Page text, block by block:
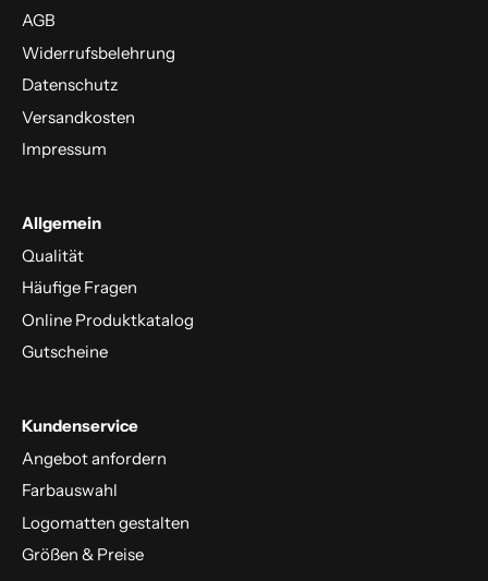
AGB
Widerrufsbelehrung
Datenschutz
Versandkosten
Impressum
Allgemein
Qualität
Häufige Fragen
Online Produktkatalog
Gutscheine
Kundenservice
Angebot anfordern
Farbauswahl
Logomatten gestalten
Größen & Preise